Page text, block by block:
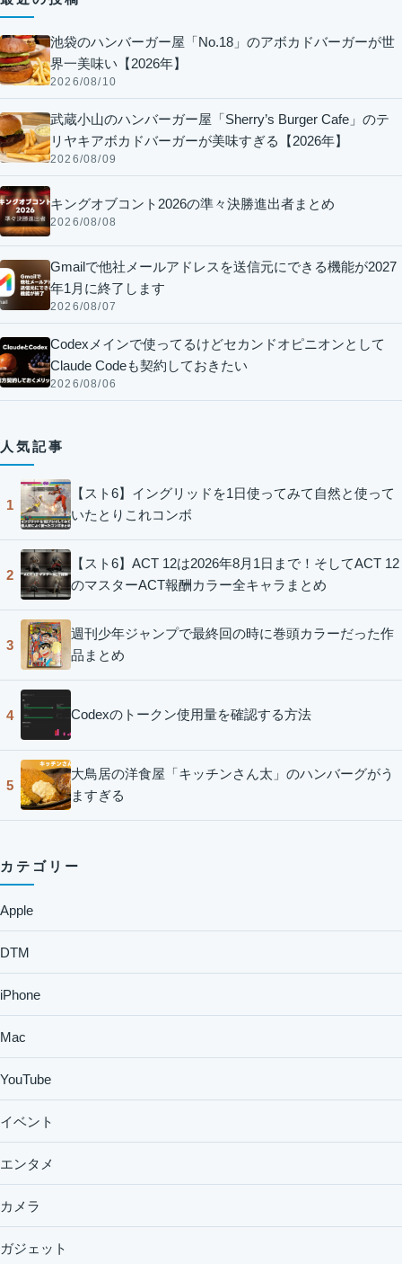
池袋のハンバーガー屋「No.18」のアボカドバーガーが世
界一美味い【2026年】
2026/08/10
武蔵小山のハンバーガー屋「Sherry’s Burger Cafe」のテ
リヤキアボカドバーガーが美味すぎる【2026年】
2026/08/09
キングオブコント2026の準々決勝進出者まとめ
2026/08/08
Gmailで他社メールアドレスを送信元にできる機能が2027
年1月に終了します
2026/08/07
Codexメインで使ってるけどセカンドオピニオンとして
Claude Codeも契約しておきたい
2026/08/06
人気記事
1
【スト6】イングリッドを1日使ってみて自然と使って
いたとりこれコンボ
2
【スト6】ACT 12は2026年8月1日まで！そしてACT 12
のマスターACT報酬カラー全キャラまとめ
3
週刊少年ジャンプで最終回の時に巻頭カラーだった作
品まとめ
4 Codexのトークン使用量を確認する方法
5
大鳥居の洋食屋「キッチンさん太」のハンバーグがう
ますぎる
カテゴリー
Apple
DTM
iPhone
Mac
YouTube
イベント
エンタメ
カメラ
ガジェット